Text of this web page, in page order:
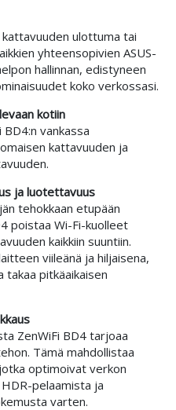
kattavuuden ulottuma tai
yhteensopivien ASUS-
hallinnan, edistyneen
koko verkossasi.
kotiin
BD4:n vankassa
kattavuuden ja
ja luotettavuus
tehokkaan etupään
poistaa Wi-Fi-kuolleet
kaikkiin suuntiin.
viileänä ja hiljaisena,
takaa pitkäaikaisen
ZenWiFi BD4 tarjoaa
Tämä mahdollistaa
optimoivat verkon
pelaamista ja
varten.